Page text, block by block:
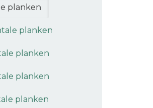
planken
planken
planken
planken
planken